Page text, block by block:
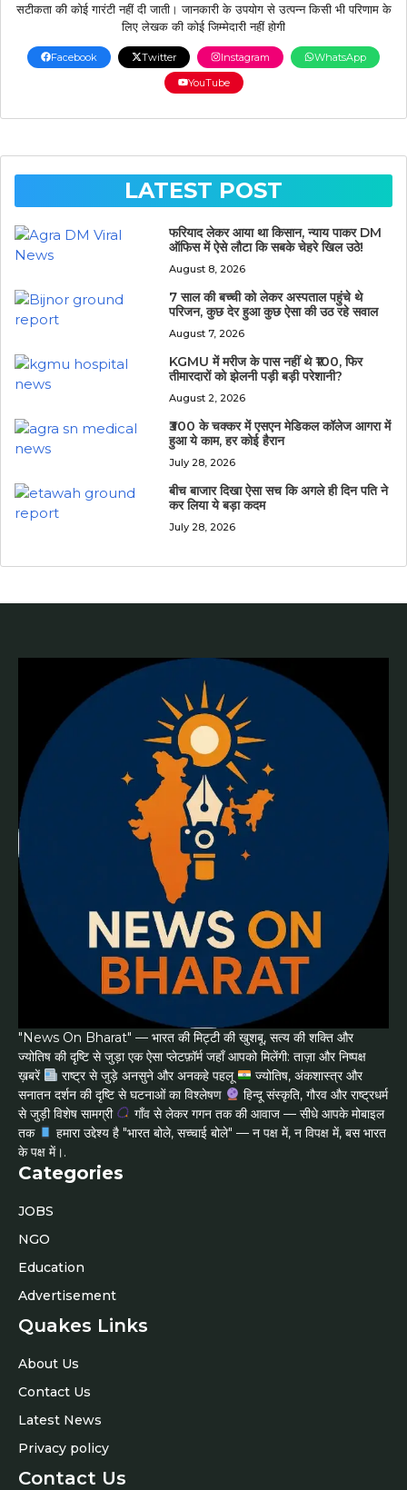
सटीकता की कोई गारंटी नहीं दी जाती। जानकारी के उपयोग से उत्पन्न किसी भी परिणाम के
लिए लेखक की कोई जिम्मेदारी नहीं होगी
Facebook Twitter Instagram
WhatsApp
YouTube
LATEST POST
फरियाद लेकर आया था किसान, न्याय पाकर DM
ऑफिस में ऐसे लौटा कि सबके चेहरे खिल उठे!
August 8, 2026
7 साल की बच्ची को लेकर अस्पताल पहुंचे थे
परिजन, कुछ देर हुआ कुछ ऐसा की उठ रहे सवाल
August 7, 2026
KGMU में मरीज के पास नहीं थे ₹100, फिर
तीमारदारों को झेलनी पड़ी बड़ी परेशानी?
August 2, 2026
₹300 के चक्कर में एसएन मेडिकल कॉलेज आगरा में
हुआ ये काम, हर कोई हैरान
July 28, 2026
बीच बाजार दिखा ऐसा सच कि अगले ही दिन पति ने
कर लिया ये बड़ा कदम
July 28, 2026
"News On Bharat" — भारत की मिट्टी की खुशबू, सत्य की शक्ति और
ज्योतिष की दृष्टि से जुड़ा एक ऐसा प्लेटफ़ॉर्म जहाँ आपको मिलेंगी: ताज़ा और निष्पक्ष
ख़बरें
राष्ट्र से जुड़े अनसुने और अनकहे पहलू
ज्योतिष, अंकशास्त्र और
सनातन दर्शन की दृष्टि से घटनाओं का विश्लेषण
हिन्दू संस्कृति, गौरव और राष्ट्रधर्म
से जुड़ी विशेष सामग्री
गाँव से लेकर गगन तक की आवाज — सीधे आपके मोबाइल
तक
हमारा उद्देश्य है "भारत बोले, सच्चाई बोले" — न पक्ष में, न विपक्ष में, बस भारत
के पक्ष में।.
Categories
JOBS
NGO
Education
Advertisement
Quakes Links
About Us
Contact Us
Latest News
Privacy policy
Contact Us